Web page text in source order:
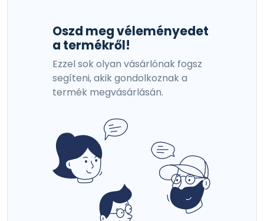
Oszd meg véleményedet
a termékről!
Ezzel sok olyan vásárlónak fogsz
segíteni, akik gondolkoznak a
termék megvásárlásán.